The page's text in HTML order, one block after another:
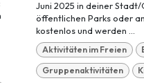
Juni 2025 in deiner
öffentlichen Parks oder
kostenlos und werden ...
Aktivitäten im Freien
Gruppenaktivitäten